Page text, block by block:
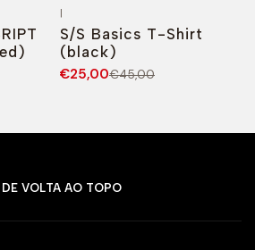
|
S/S Basics T-Shirt
(black)
€25,00€45,00
DE VOLTA AO TOPO